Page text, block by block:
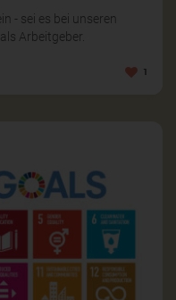
- sei es bei unseren
Arbeitgeber.
1